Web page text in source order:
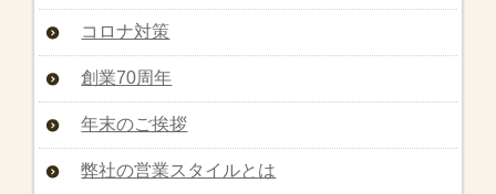
コロナ対策
創業70周年
年末のご挨拶
弊社の営業スタイルとは